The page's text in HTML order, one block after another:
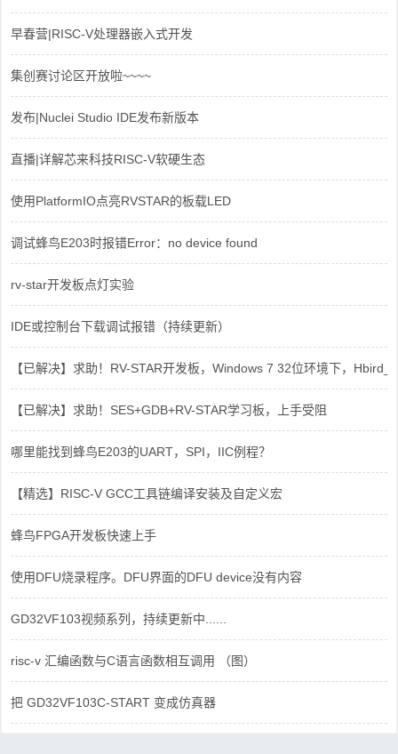
早春营|RISC-V处理器嵌入式开发
集创赛讨论区开放啦~~~~
发布|Nuclei Studio IDE发布新版本
直播|详解芯来科技RISC-V软硬生态
使用PlatformIO点亮RVSTAR的板载LED
调试蜂鸟E203时报错Error：no device found
rv-star开发板点灯实验
IDE或控制台下载调试报错（持续更新）
【已解决】求助！RV-STAR开发板，Windows 7 32位环境下，
【已解决】求助！SES+GDB+RV-STAR学习板，上手受阻
哪里能找到蜂鸟E203的UART，SPI，IIC例程？
【精选】RISC-V GCC工具链编译安装及自定义宏
蜂鸟FPGA开发板快速上手
使用DFU烧录程序。DFU界面的DFU device没有内容
GD32VF103视频系列，持续更新中......
risc-v 汇编函数与C语言函数相互调用 （图）
把 GD32VF103C-START 变成仿真器